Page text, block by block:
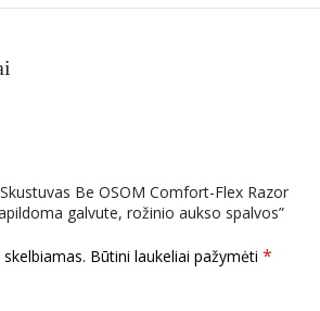
Be OSOM Comfort-Flex Razor
galvute, rožinio aukso spalvos”
Būtini laukeliai pažymėti *